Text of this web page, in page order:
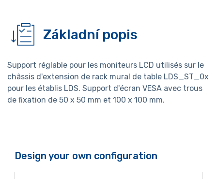
Základní popis
Support réglable pour les moniteurs LCD utilisés sur le
châssis d'extension de rack mural de table LDS_ST_0x
pour les établis LDS. Support d'écran VESA avec trous
de fixation de 50 x 50 mm et 100 x 100 mm.
Design your own configuration